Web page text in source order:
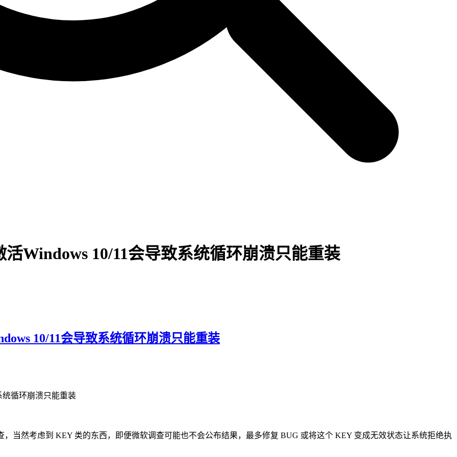
Windows 10/11会导致系统循环崩溃只能重装
10/11会导致系统循环崩溃只能重装
统循环崩溃只能重装
当然考虑到 KEY 类的东西，即便微软调查可能也不会公布结果，最多修复 BUG 或将这个 KEY 变成无效状态让系统拒绝执